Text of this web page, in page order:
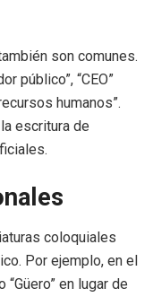
son comunes.
público”, “CEO”
humanos”.
escritura de
coloquiales
Por ejemplo, en el
en lugar de